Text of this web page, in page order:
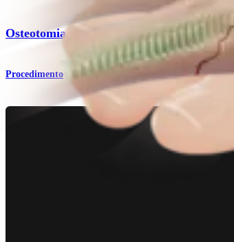
Osteotomia do calcâneo para pés chatos
Procedimento